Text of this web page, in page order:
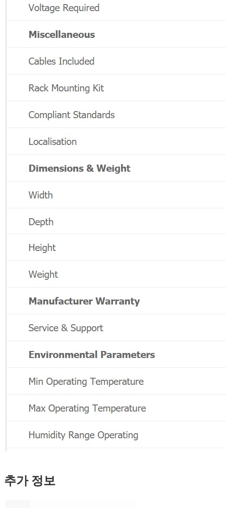
추가 정보